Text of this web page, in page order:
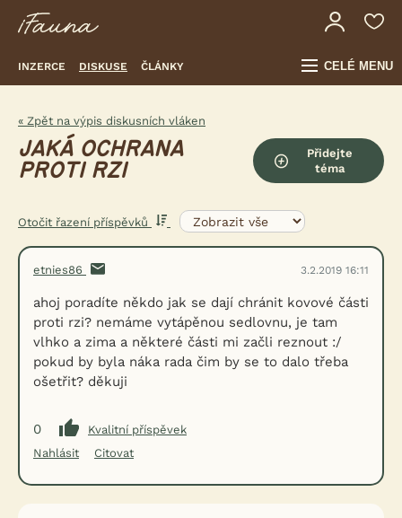
INZERCE DISKUSE ČLÁNKY CELÉ MENU
« Zpět na výpis diskusních vláken
JAKÁ OCHRANA
PROTI RZI
Přidejte
téma
Otočit řazení příspěvků
etnies86 3.2.2019 16:11
ahoj poradíte někdo jak se dají chránit kovové části
proti rzi? nemáme vytápěnou sedlovnu, je tam
vlhko a zima a některé části mi začli reznout :/
pokud by byla náka rada čim by se to dalo třeba
ošetřit? děkuji
0
Kvalitní příspěvek
Nahlásit
Citovat